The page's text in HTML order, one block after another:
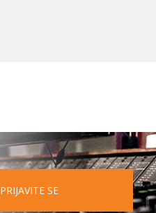
PRIJAVITE SE